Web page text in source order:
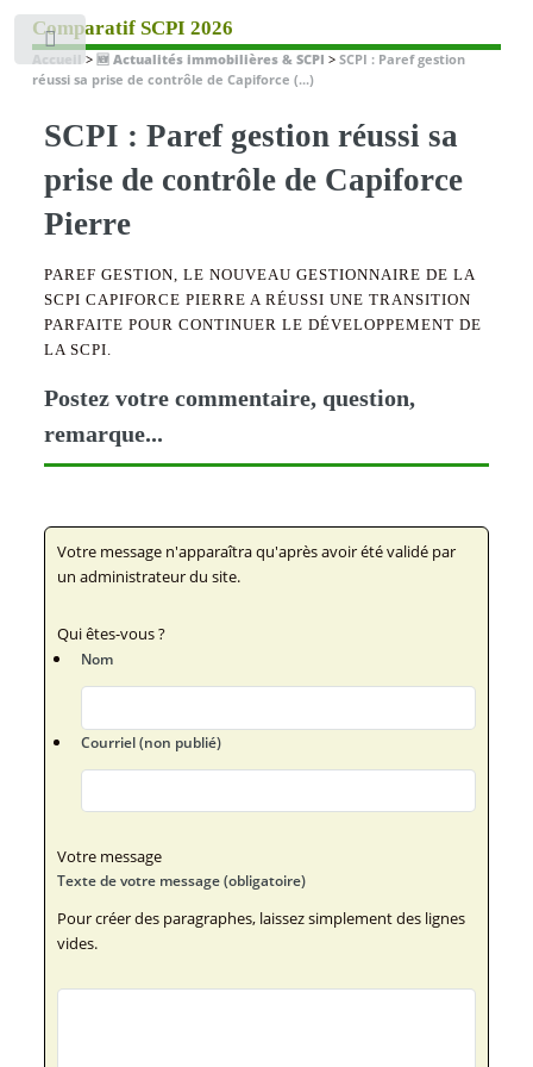
Comparatif SCPI 2026
Accueil > 🆕 Actualités immobilières & SCPI > SCPI : Paref gestion
réussi sa prise de contrôle de Capiforce (...)
SCPI : Paref gestion réussi sa
prise de contrôle de Capiforce
Pierre
PAREF GESTION, LE NOUVEAU GESTIONNAIRE DE LA
SCPI CAPIFORCE PIERRE A RÉUSSI UNE TRANSITION
PARFAITE POUR CONTINUER LE DÉVELOPPEMENT DE
LA SCPI.
Postez votre commentaire, question,
remarque...
Votre message n'apparaîtra qu'après avoir été validé par
un administrateur du site.
Qui êtes-vous ?
Nom
Courriel (non publié)
Votre message
Texte de votre message (obligatoire)
Pour créer des paragraphes, laissez simplement des lignes
vides.
Toggle